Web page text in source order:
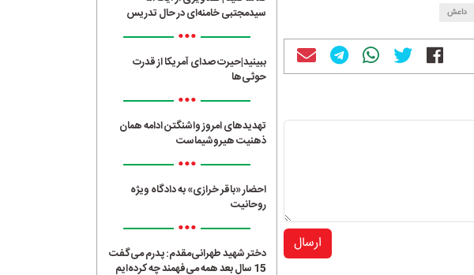
داعش
ارسال
سیدمجتبی خامنه‌ای در حال تدریس
•••
ببینید|حیرت صدای آمریکا از قدرت
حوثی‌ها
•••
تهدیدهای امروز واشنگتن ادامه همان
ذهنیت هیروشیماست
•••
احضار «باقر خرازی» به دادگاه ویژه
روحانیت
•••
دختر شهید طهرانی‌مقدم: پدرم می‌گفت
15 سال بعد همه می‌فهمند چه کرده‌ایم